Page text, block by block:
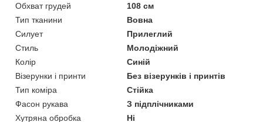
Обхват грудей
108 см
Тип тканини
Вовна
Силует
Прилеглий
Стиль
Молодіжний
Колір
Синій
Візерунки і принти
Без візерунків і принтів
Тип коміра
Стійка
Фасон рукава
З підплічниками
Хутряна обробка
Ні